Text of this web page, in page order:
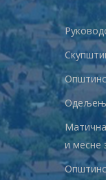
и месне